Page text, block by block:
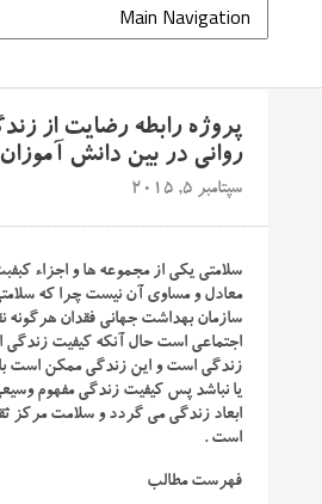
پروژه رابطه رضایت از
روانی در بین دانش آموزان
سپتامبر 5, 2015
سلامتی یکی از مجموعه ها و اجزاء
معادل و مساوی آن نیست چرا که
سازمان بهداشت جهانی فقدان
اجتماعی است حال آنکه کیفیت
زندگی است و این زندگی ممکن است با
یا نباشد پس کیفیت زندگی مفهوم
ابعاد زندگی می گردد و سلامت مرکز
است .
فهرست مطالب